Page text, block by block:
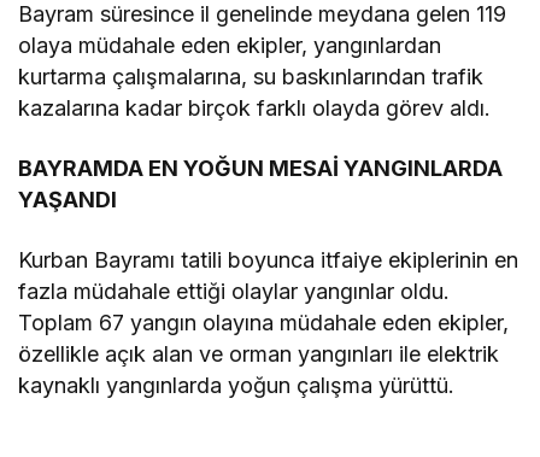
Bayram süresince il genelinde meydana gelen 119
olaya müdahale eden ekipler, yangınlardan
kurtarma çalışmalarına, su baskınlarından trafik
kazalarına kadar birçok farklı olayda görev aldı.
BAYRAMDA EN YOĞUN MESAİ YANGINLARDA
YAŞANDI
Kurban Bayramı tatili boyunca itfaiye ekiplerinin en
fazla müdahale ettiği olaylar yangınlar oldu.
Toplam 67 yangın olayına müdahale eden ekipler,
özellikle açık alan ve orman yangınları ile elektrik
kaynaklı yangınlarda yoğun çalışma yürüttü.